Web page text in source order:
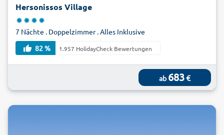
Hersonissos Village
7 Nächte . Doppelzimmer . Alles Inklusive
82 %
1.957 HolidayCheck Bewertungen
ab 683€